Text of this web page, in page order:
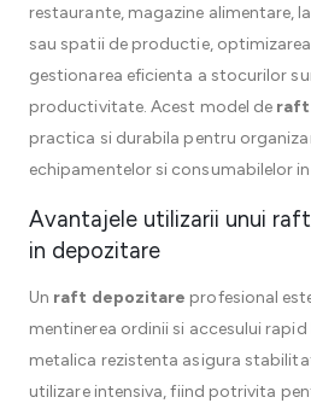
restaurante, magazine alimentare,
sau spatii de productie,
gestionarea eficienta a stocurilor
productivitate. Acest model de raft
practica si durabila pentru
echipamentelor si consumabilelor
Avantajele utilizarii unui
in depozitare
Un raft depozitare profesional
mentinerea ordinii si accesului
metalica rezistenta asigura
utilizare intensiva, fiind potrivita